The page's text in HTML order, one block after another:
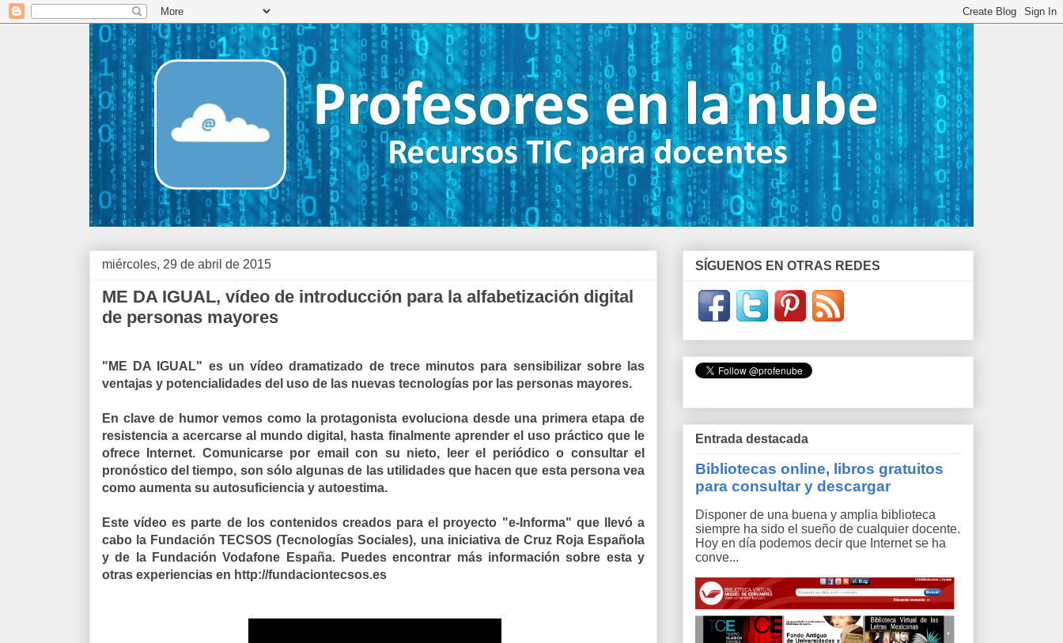
miércoles, 29 de abril de 2015
ME DA IGUAL, vídeo de introducción para la alfabetización digital
de personas mayores
"ME DA IGUAL" es un vídeo dramatizado de trece minutos para sensibilizar sobre las
ventajas y potencialidades del uso de las nuevas tecnologías por las personas mayores.
En clave de humor vemos como la protagonista evoluciona desde una primera etapa de
resistencia a acercarse al mundo digital, hasta finalmente aprender el uso práctico que le
ofrece Internet. Comunicarse por email con su nieto, leer el periódico o consultar el
pronóstico del tiempo, son sólo algunas de las utilidades que hacen que esta persona vea
como aumenta su autosuficiencia y autoestima.
Este vídeo es parte de los contenidos creados para el proyecto "e-Informa" que llevó a
cabo la Fundación TECSOS (Tecnologías Sociales), una iniciativa de Cruz Roja Española
y de la Fundación Vodafone España. Puedes encontrar más información sobre esta y
otras experiencias en http://fundaciontecsos.es
SÍGUENOS EN OTRAS REDES
Entrada destacada
Bibliotecas online, libros gratuitos
para consultar y descargar
Disponer de una buena y amplia biblioteca
siempre ha sido el sueño de cualquier docente.
Hoy en día podemos decir que Internet se ha
conve...